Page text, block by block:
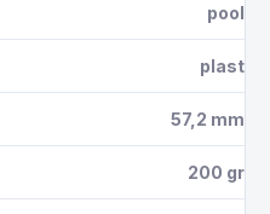
pool
plast
57,2 mm
200 gr